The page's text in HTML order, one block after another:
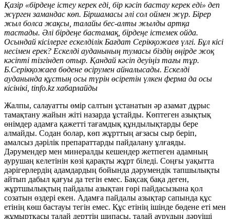
Қазір «бірдеңе істеу керек еді, бір кәсіп бастау керек еді» деп
жүрген замандас көп. Біршамасы әлі сол оймен жүр. Бірер
жыл болса жақсы, талайы бес-алты жылды артқа
тастады. Әлі бірдеңе бастамақ, бірдеңе істемек ойда.
Осындай кісілерге ескелділік Бағдат Серікқожаев үлгі. Бұл кісі
несімен ерек? Ескелді ауданының тумасы біздің өңірде жоқ
кәсіпті тізгіндеп отыр. Қандай кәсіп деуіңіз тағы тұр.
Б.Серікқожаев бөдене өсірумен айналысады. Ескелді
ауданында құстың осы түрін өсіретін үлкен ферма да осы
кісінікі, tinfo.kz хабарлайды
Жалпы, салауатты өмір салтын ұстанатын әр азамат дұрыс
тамақтану жайын жіті назарда ұстайды. Көптеген азықтық
өнімдер адамға қажетті тағамдық құндылықтарды бере
алмайды. Содан болар, көп жұрттың ағзасы сыр беріп,
амалсыз дәрілік препараттарды пайдалану ұлғаяды.
Дәрумендер мен минералды кешендер жетпеген адамның
аурушаң келетінін көзі қарақты жұрт біледі. Соңғы уақытта
дәрігерлердің адамдардың бойында дәрумендік тапшылықты
айтып дабыл қағуы да тегін емес. Бақсақ бақа деген,
жұртшылықтың пайдалы азықтан гөрі пайдасызына қол
созатын өздері екен. Адамға пайдалы азықтар сапында құс
етінің көш бастауы тегін емес. Құс етінің ішінде бөдене еті мен
жұмыртқасы талай дерттің шипасы, талай аурудың дәруіші